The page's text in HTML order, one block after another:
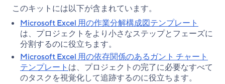
このキットには以下が含まれています。
Microsoft Excel 用の作業分解構成図テンプレート
は、プロジェクトをより小さなステップとフェーズに
分割するのに役立ちます。
Microsoft Excel 用の依存関係のあるガント チャート
テンプレート は、プロジェクトの完了に必要なすべて
のタスクを視覚化して追跡するのに役立ちます。